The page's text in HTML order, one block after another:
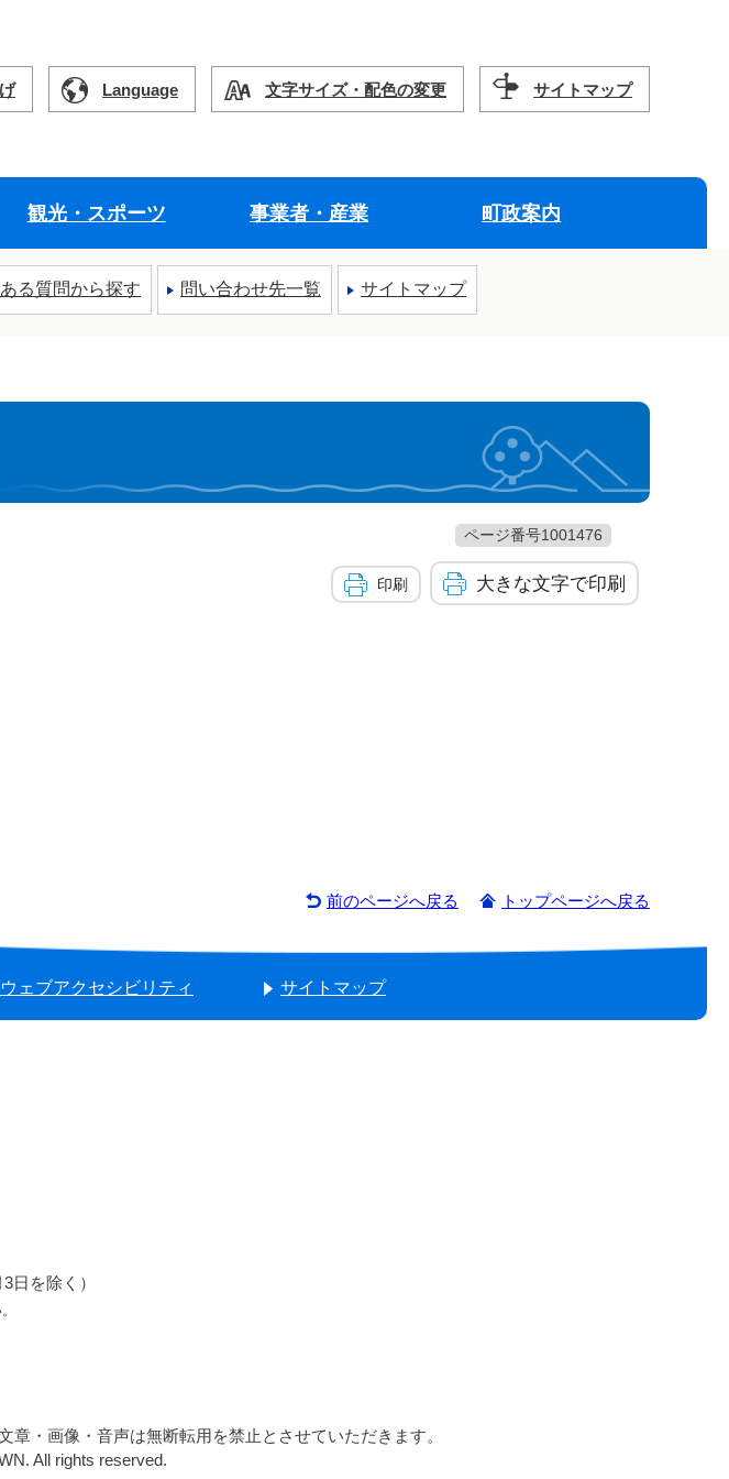
Language 文字サイズ・配色の変更 サイトマップ
観光・スポーツ 事業者・産業 町政案内
る質問から探す 問い合わせ先一覧 サイトマップ
ページ番号1001476
印刷 大きな文字で印刷
前のページへ戻る トップページへ戻る
ウェブアクセシビリティ サイトマップ
日を除く）
・画像・音声は無断転用を禁止とさせていただきます。
All rights reserved.